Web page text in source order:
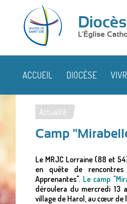
L'Église
ACCUEIL DIOCÈSE
Vous
êtes
ici
Actualité
Camp
Le MRJC Lorraine (88 et
en quête de rencontres
Apprenantes". Le camp
déroulera du mercredi 13
village de Harol, au cœur de